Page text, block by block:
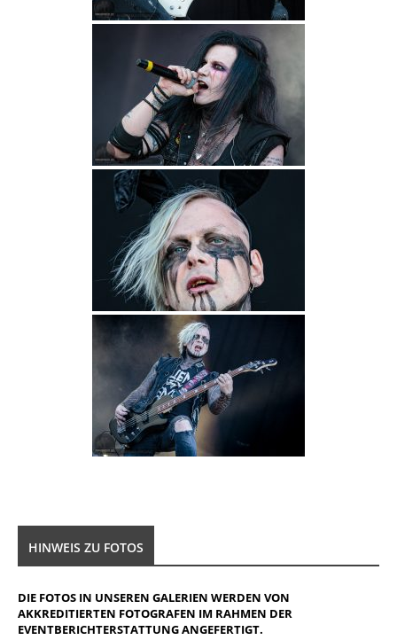
HINWEIS ZU FOTOS
DIE FOTOS IN UNSEREN GALERIEN WERDEN VON
AKKREDITIERTEN FOTOGRAFEN IM RAHMEN DER
EVENTBERICHTERSTATTUNG ANGEFERTIGT.